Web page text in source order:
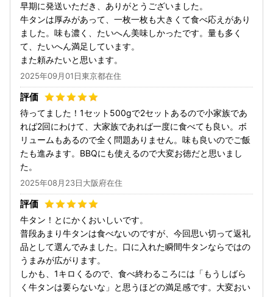
早期に発送いただき、ありがとうございました。
牛タンは厚みがあって、一枚一枚も大きくて食べ応えがあり
ました。味も濃く、たいへん美味しかったです。量も多く
て、たいへん満足しています。
また頼みたいと思います。
2025年09月01日東京都在住
待ってました！1セット500gで2セットあるので小家族であ
れば2回にわけて、大家族であれば一度に食べても良い。ボ
リュームもあるので全く問題ありません。味も良いのでご飯
たも進みます。BBQにも使えるので大変お徳だと思いまし
た。
2025年08月23日大阪府在住
牛タン！とにかくおいしいです。
普段あまり牛タンは食べないのですが、今回思い切って返礼
品として選んでみました。口に入れた瞬間牛タンならではの
うまみが広がります。
しかも、1キロくるので、食べ終わるころには「もうしばら
く牛タンは要らないな」と思うほどの満足感です。大変おい